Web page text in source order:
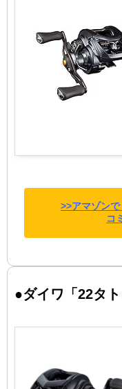
>>アマゾン
コ
●ダイワ「22タト